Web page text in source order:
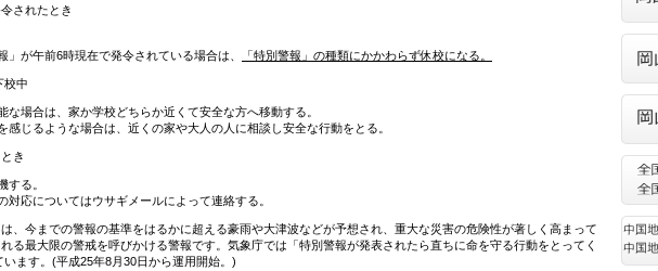
されたとき
」が午前6時現在で発令されている場合は、 「特別警報」の種類にかかわらず休校になる。
校中
な場合は、家か学校どちらか近くて安全な方へ移動する。
感じるような場合は、近くの家や大人の人に相談し安全な行動をとる。
き
する。
対応についてはウサギメールによって連絡する。
、今までの警報の基準をはるかに超える豪雨や大津波などが予想され、重大な災害の危険性が著しく高まって
る最大限の警戒を呼びかける警報です。気象庁では「特別警報が発表されたら直ちに命を守る行動をとってく
います。(平成25年8月30日から運用開始。)